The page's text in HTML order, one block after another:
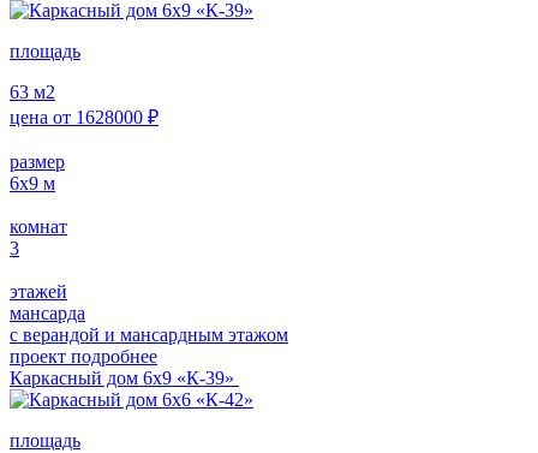
площадь
63 м2
цена от 1628000 ₽
размер
6х9 м
комнат
3
этажей
мансарда
с верандой и мансардным этажом
проект подробнее
Каркасный дом 6х9 «К-39»
площадь